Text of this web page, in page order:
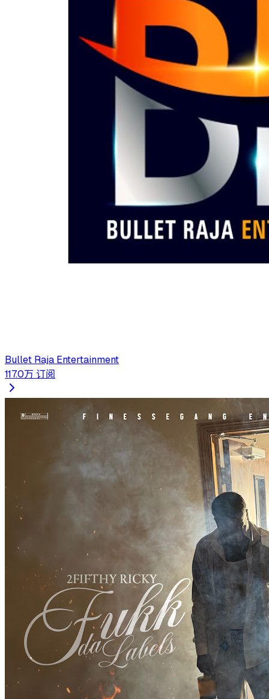
Bullet Raja Entertainment
117.0万 订阅